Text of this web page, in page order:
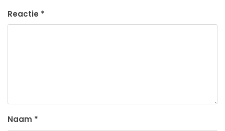
Reactie *
Naam *